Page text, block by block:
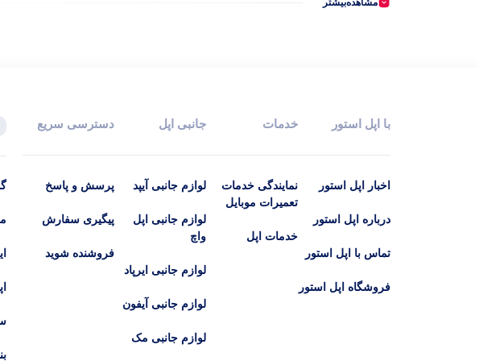
مشاهده کنند. به طور کلی، این نمایشگر با دقت رنگ و جزئیات بی‌نظیر، برای تماشای فیلم
دوربین سه گانه
تماس‌های ویدیویی فراهم کرده است. به علاوه، ویژگی‌های جدیدی مانند عکاسی در حالت شب،
با اپل استور
اخبار اپل استور
درباره اپل استور
تماس با اپل استور
فروشگاه اپل استور
خدمات
نمایندگی خدمات
تعمیرات موبایل
خدمات اپل
جانبی اپل
لوازم جانبی آیپد
لوازم جانبی اپل
واچ
لوازم جانبی ایرپاد
لوازم جانبی آیفون
لوازم جانبی مک
دسترسی سریع
پرسش و پاسخ
پیگیری سفارش
فروشنده شوید